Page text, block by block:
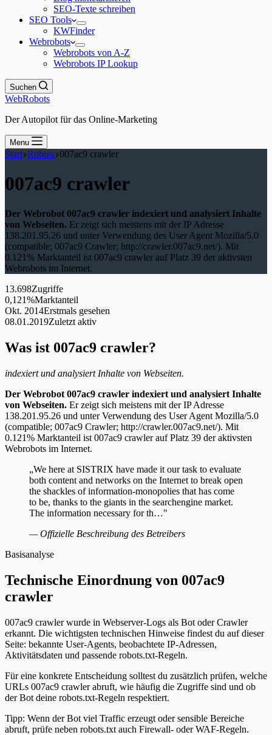
SEO-Texte schreiben
SEO Tools
KWFinder
Webrobots
Webrobots von A-Z
Webrobots IP Lookup
Suchen
WebRobots
Der Autopilot für das Online-Marketing
Menu
Start Robots 007ac9 crawler
007ac9 crawler
Der Webrobot 007ac9 crawler indexiert und analysiert Inhalte
von Webseiten. Er zeigt sich meistens mit der IP Adresse
138.201.95.26 und unter Verwendung des User Agent Mozilla/5.0
(compatible; 007ac9 Crawler; http://crawler.007ac9.net/). Mit
0.121% Marktanteil ist 007ac9 crawler auf Platz 39 der aktivsten
Webrobots im Internet.
13.698Zugriffe
0,121%Marktanteil
Okt. 2014Erstmals gesehen
08.01.2019Zuletzt aktiv
Was ist 007ac9 crawler?
indexiert und analysiert Inhalte von Webseiten.
Der Webrobot 007ac9 crawler indexiert und analysiert Inhalte
von Webseiten. Er zeigt sich meistens mit der IP Adresse
138.201.95.26 und unter Verwendung des User Agent Mozilla/5.0
(compatible; 007ac9 Crawler; http://crawler.007ac9.net/). Mit
0.121% Marktanteil ist 007ac9 crawler auf Platz 39 der aktivsten
Webrobots im Internet.
„We here at SISTRIX have made it our task to evaluate
both content and networks on the Internet to break open
the shackles of information-monopolies that has come
to be, thanks to the giants in the searchengine market.
The information necessary for th…"
— Offizielle Beschreibung des Betreibers
Basisanalyse
Technische Einordnung von 007ac9
crawler
007ac9 crawler wurde in Webserver-Logs als Bot oder Crawler
erkannt. Die wichtigsten technischen Hinweise findest du auf dieser
Seite: bekannte User-Agents, beobachtete IP-Adressen,
Aktivitätsdaten und passende robots.txt-Regeln.
Für eine konkrete Entscheidung solltest du zusätzlich prüfen, welche
URLs 007ac9 crawler abruft, wie häufig die Zugriffe sind und ob
der Bot deine robots.txt-Regeln respektiert.
Tipp: Wenn der Bot viel Traffic erzeugt oder sensible Bereiche
abruft, prüfe neben robots.txt auch Firewall- oder WAF-Regeln.